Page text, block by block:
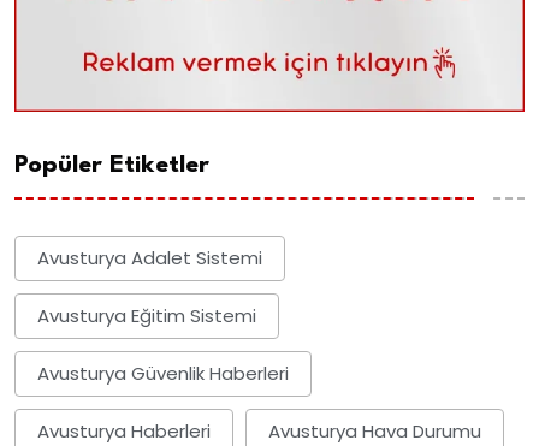
Popüler Etiketler
Avusturya Adalet Sistemi
Avusturya Eğitim Sistemi
Avusturya Güvenlik Haberleri
Avusturya Haberleri Avusturya Hava Durumu